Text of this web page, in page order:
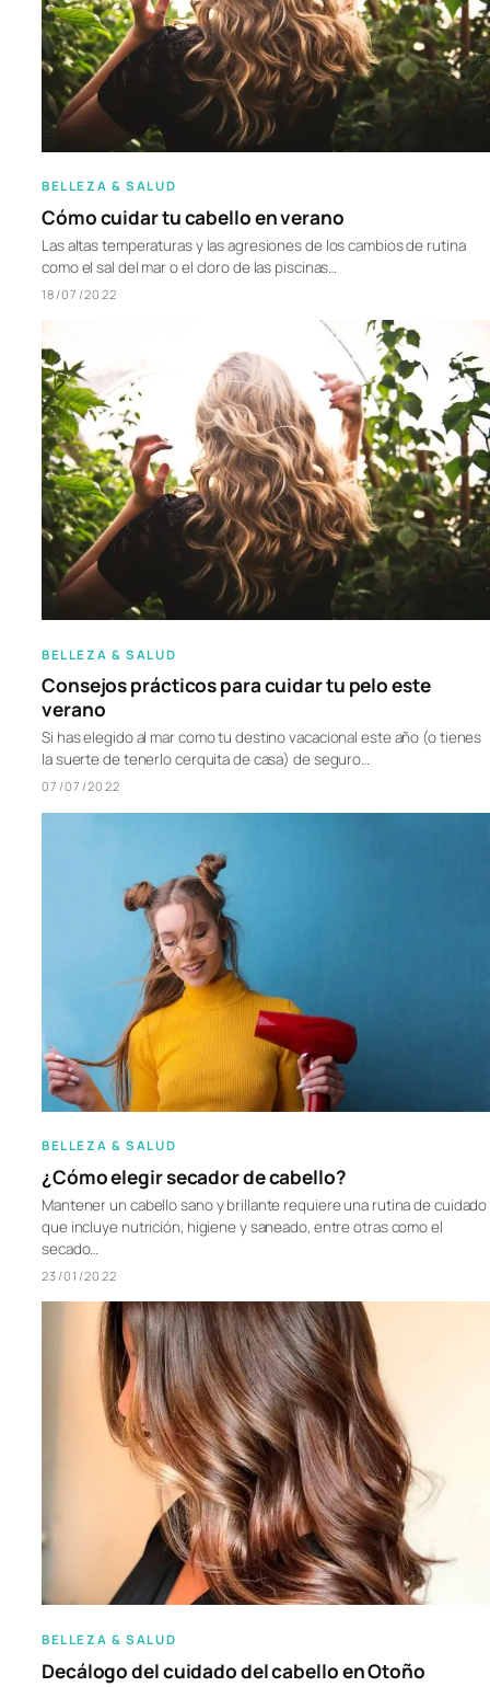
BELLEZA & SALUD
Cómo cuidar tu cabello en verano
Las altas temperaturas y las agresiones de los cambios de rutina
como el sal del mar o el cloro de las piscinas…
18/07/2022
BELLEZA & SALUD
Consejos prácticos para cuidar tu pelo este
verano
Si has elegido al mar como tu destino vacacional este año (o tienes
la suerte de tenerlo cerquita de casa) de seguro…
07/07/2022
BELLEZA & SALUD
¿Cómo elegir secador de cabello?
Mantener un cabello sano y brillante requiere una rutina de cuidado
que incluye nutrición, higiene y saneado, entre otras como el
secado…
23/01/2022
BELLEZA & SALUD
Decálogo del cuidado del cabello en Otoño